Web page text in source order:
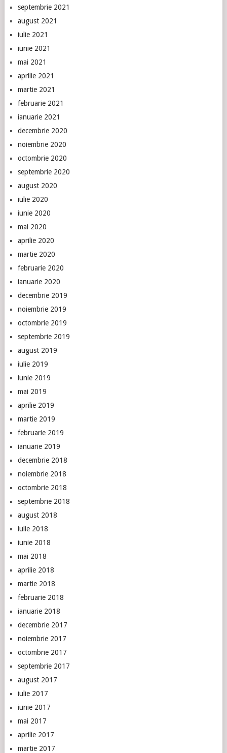
septembrie 2021
august 2021
iulie 2021
iunie 2021
mai 2021
aprilie 2021
martie 2021
februarie 2021
ianuarie 2021
decembrie 2020
noiembrie 2020
octombrie 2020
septembrie 2020
august 2020
iulie 2020
iunie 2020
mai 2020
aprilie 2020
martie 2020
februarie 2020
ianuarie 2020
decembrie 2019
noiembrie 2019
octombrie 2019
septembrie 2019
august 2019
iulie 2019
iunie 2019
mai 2019
aprilie 2019
martie 2019
februarie 2019
ianuarie 2019
decembrie 2018
noiembrie 2018
octombrie 2018
septembrie 2018
august 2018
iulie 2018
iunie 2018
mai 2018
aprilie 2018
martie 2018
februarie 2018
ianuarie 2018
decembrie 2017
noiembrie 2017
octombrie 2017
septembrie 2017
august 2017
iulie 2017
iunie 2017
mai 2017
aprilie 2017
martie 2017